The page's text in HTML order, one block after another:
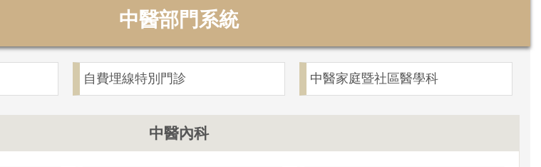
中醫部門系統
自費埋線特別門診 中醫家庭暨社區醫學科
中醫內科